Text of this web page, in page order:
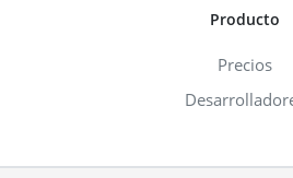
Producto
Precios